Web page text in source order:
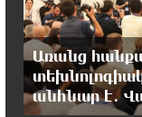
շաբաթ
Առանց
անհնար է․